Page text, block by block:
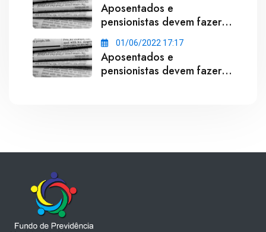
Aposentados e
pensionistas devem fazer o
Recadastramento
Março/2016
01/06/2022 17:17
Aposentados e
pensionistas devem fazer o